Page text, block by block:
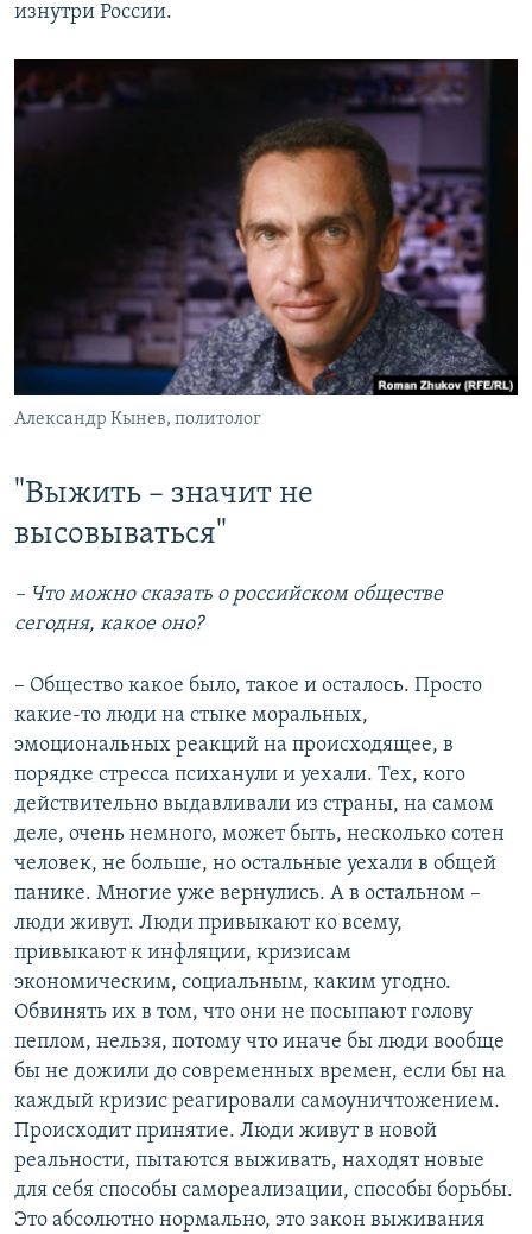
изнутри России.
Александр Кынев, политолог
"Выжить – значит не
высовываться"
– Что можно сказать о российском обществе
сегодня, какое оно?
– Общество какое было, такое и осталось. Просто
какие-то люди на стыке моральных,
эмоциональных реакций на происходящее, в
порядке стресса психанули и уехали. Тех, кого
действительно выдавливали из страны, на самом
деле, очень немного, может быть, несколько сотен
человек, не больше, но остальные уехали в общей
панике. Многие уже вернулись. А в остальном –
люди живут. Люди привыкают ко всему,
привыкают к инфляции, кризисам
экономическим, социальным, каким угодно.
Обвинять их в том, что они не посыпают голову
пеплом, нельзя, потому что иначе бы люди вообще
бы не дожили до современных времен, если бы на
каждый кризис реагировали самоуничтожением.
Происходит принятие. Люди живут в новой
реальности, пытаются выживать, находят новые
для себя способы самореализации, способы борьбы.
Это абсолютно нормально, это закон выживания